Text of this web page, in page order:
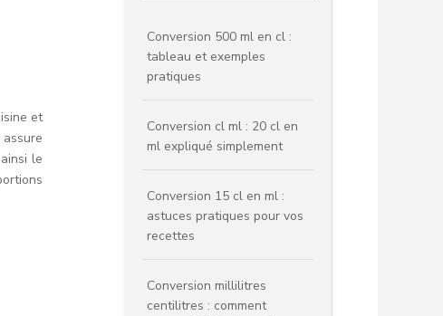
et
le
Conversion 500 ml en cl :
tableau et exemples
pratiques
Conversion cl ml : 20 cl en
ml expliqué simplement
Conversion 15 cl en ml :
astuces pratiques pour vos
recettes
Conversion millilitres
centilitres : comment